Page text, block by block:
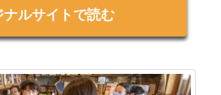
ナルサイトで読む